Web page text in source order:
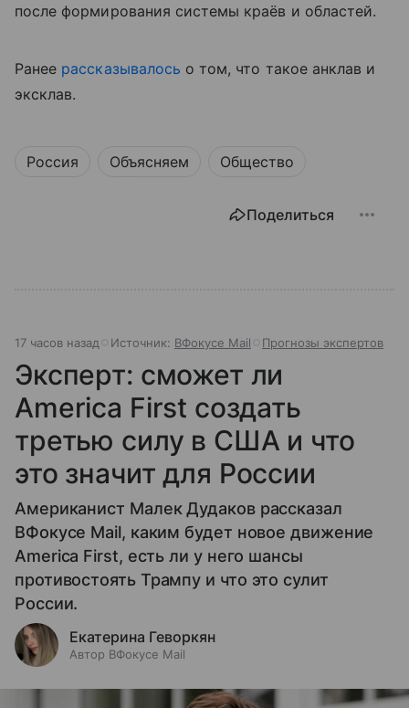
после формирования системы краёв и областей.
Ранее рассказывалось о том, что такое анклав и
эксклав.
Россия Объясняем Общество
Поделиться
17 часов назад Источник: ВФокусе Mail Прогнозы экспертов
Эксперт: сможет ли
America First создать
третью силу в США и что
это значит для России
Американист Малек Дудаков рассказал
ВФокусе Mail, каким будет новое движение
America First, есть ли у него шансы
противостоять Трампу и что это сулит
России.
Екатерина Геворкян
Автор ВФокусе Mail